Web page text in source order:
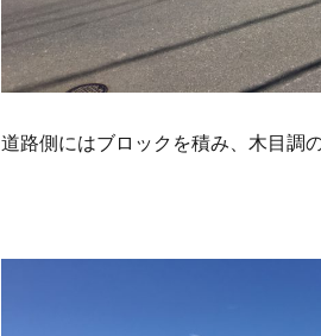
道路側にはブロックを積み、木目調